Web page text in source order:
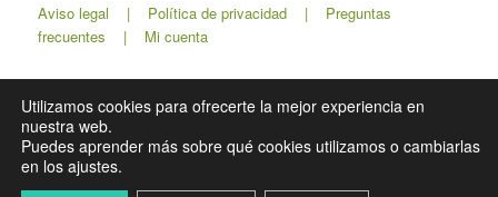
Aviso legal | Política de privacidad| Preguntas
frecuentes | Mi cuenta
Utilizamos cookies para ofrecerte la mejor experiencia en
nuestra web.
Puedes aprender más sobre qué cookies utilizamos o cambiarlas
en los ajustes.